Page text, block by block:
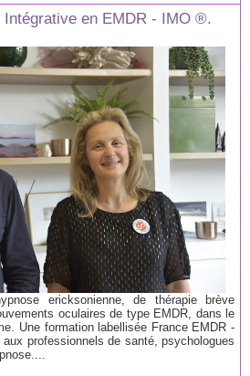
Intégrative en EMDR - IMO ®.
ericksonienne, de thérapie brève
oculaires de type EMDR, dans le
Une formation labellisée France EMDR -
professionnels de santé, psychologues